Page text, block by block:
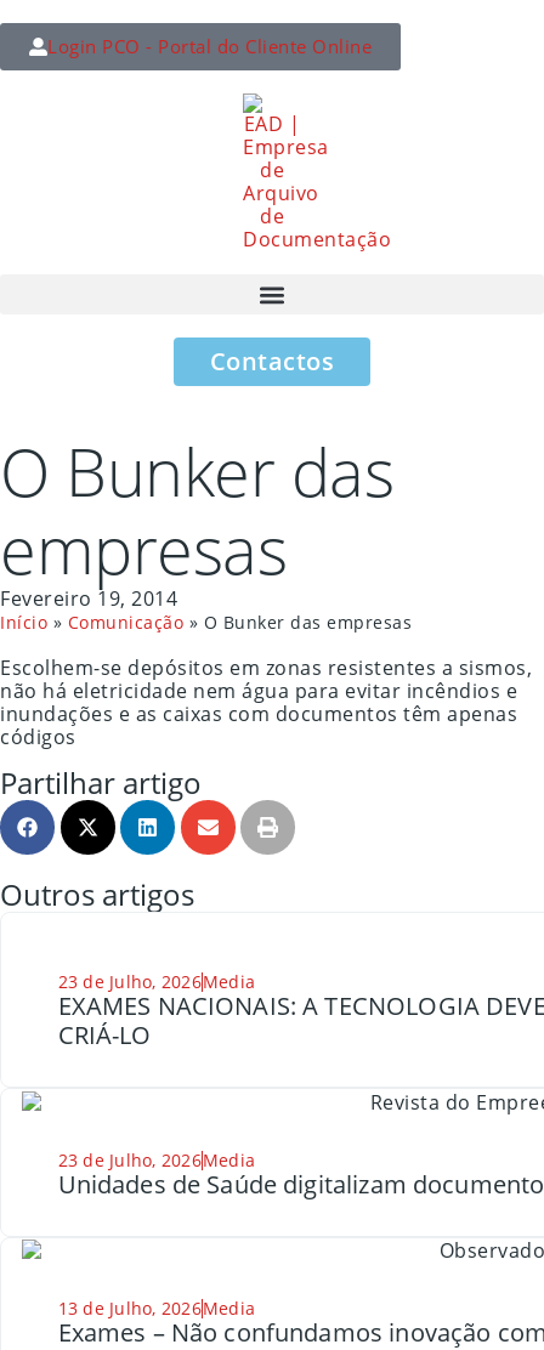
Login PCO - Portal do Cliente Online
Contactos
O Bunker das
empresas
Fevereiro 19, 2014
Início » Comunicação » O Bunker das empresas
Escolhem-se depósitos em zonas resistentes a sismos,
não há eletricidade nem água para evitar incêndios e
inundações e as caixas com documentos têm apenas
códigos
Partilhar artigo
Outros artigos
23 de Julho, 2026Media
EXAMES NACIONAIS: A TECNOLOGIA
CRIÁ-LO
23 de Julho, 2026Media
Unidades de Saúde digitalizam
13 de Julho, 2026Media
Exames – Não confundamos inovação